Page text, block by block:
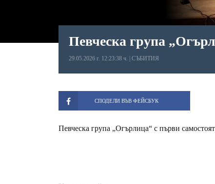
Певческа група
29.05.2026 г. 12:23:38 ч. СЪБИТИЯ
СПОДЕЛИ ВЪВ ФЕЙСБУК
Певческа група „Огърлица“ с първи